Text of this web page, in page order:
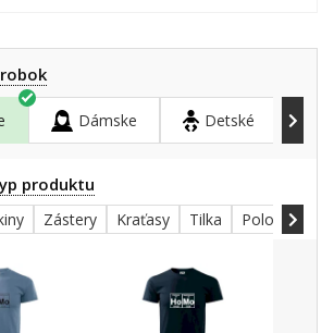
Dámske Detské
produktu
Zástery Kraťasy Tilka Polokošele